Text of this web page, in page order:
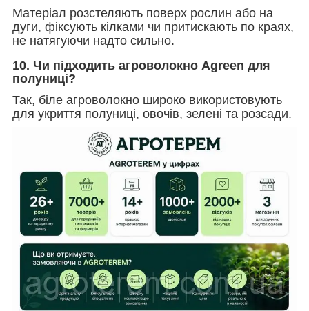
Матеріал розстеляють поверх рослин або на
дуги, фіксують кілками чи притискають по краях,
не натягуючи надто сильно.
10. Чи підходить агроволокно Agreen для
полуниці?
Так, біле агроволокно широко використовують
для укриття полуниці, овочів, зелені та розсади.